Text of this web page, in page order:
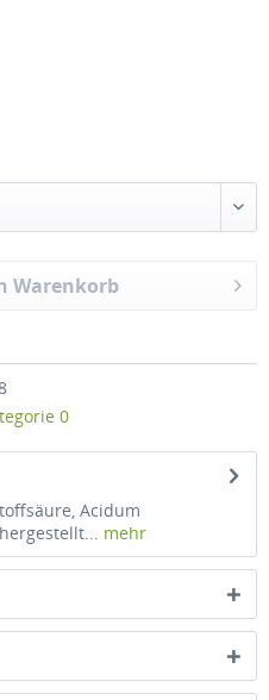
Warenkorb
0
Acidum
mehr